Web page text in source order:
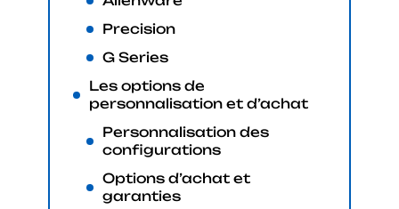
Precision
G Series
Les options de
personnalisation et d’achat
Personnalisation des
configurations
Options d’achat et
garanties